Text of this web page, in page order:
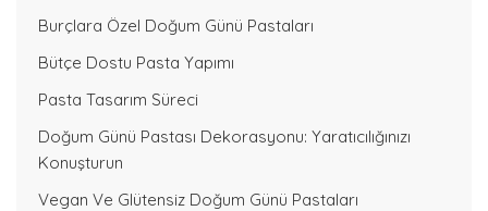
Burçlara Özel Doğum Günü Pastaları
Bütçe Dostu Pasta Yapımı
Pasta Tasarım Süreci
Doğum Günü Pastası Dekorasyonu: Yaratıcılığınızı
Konuşturun
Vegan Ve Glütensiz Doğum Günü Pastaları